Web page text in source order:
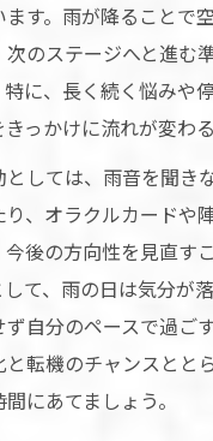
す。雨が降ることで
のステージへと進む
特に、長く続く悩みや
っかけに流れが変わ
としては、雨音を聞き
り、オラクルカードや
今後の方向性を見直す
て、雨の日は気分が
自分のペースで過ご
と転機のチャンスとと
にあてましょう。